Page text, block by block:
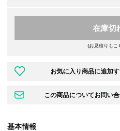
在庫切
(お見積りもこ
基本情報